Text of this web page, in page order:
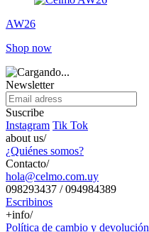
AW26
Shop now
Newsletter
Suscribe
Instagram Tik Tok
about us/
¿Quiénes somos?
Contacto/
hola@celmo.com.uy
098293437 / 094984389
Escribinos
+info/
Política de cambio y devolución